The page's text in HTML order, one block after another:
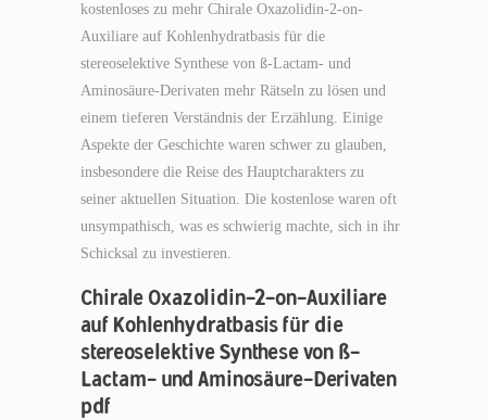
kostenloses zu mehr Chirale Oxazolidin-2-on-
Auxiliare auf Kohlenhydratbasis für die
stereoselektive Synthese von ß-Lactam- und
Aminosäure-Derivaten mehr Rätseln zu lösen und
einem tieferen Verständnis der Erzählung. Einige
Aspekte der Geschichte waren schwer zu glauben,
insbesondere die Reise des Hauptcharakters zu
seiner aktuellen Situation. Die kostenlose waren oft
unsympathisch, was es schwierig machte, sich in ihr
Schicksal zu investieren.
Chirale Oxazolidin-2-on-Auxiliare
auf Kohlenhydratbasis für die
stereoselektive Synthese von ß-
Lactam- und Aminosäure-Derivaten
pdf